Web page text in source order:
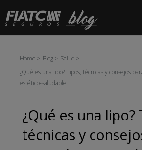
Saltar al contenido principal
Home Blog
Salud
¿Qué es una lipo? Tipos, técnicas y consejos
estético-saludable
¿Qué es una lipo?
técnicas y